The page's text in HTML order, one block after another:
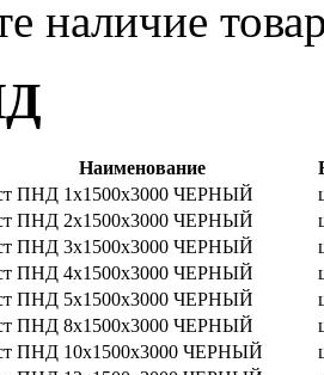
наличие
Наименование
ПНД 1х1500х3000 ЧЕРНЫЙ
ПНД 2х1500х3000 ЧЕРНЫЙ
ПНД 3х1500х3000 ЧЕРНЫЙ
ПНД 4х1500х3000 ЧЕРНЫЙ
ПНД 5х1500х3000 ЧЕРНЫЙ
ПНД 8х1500х3000 ЧЕРНЫЙ
ПНД 10х1500х3000 ЧЕРНЫЙ